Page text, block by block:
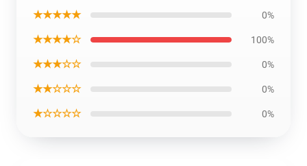
★★★★★ 0%
★★★★☆ 100%
★★★☆☆ 0%
★★☆☆☆ 0%
★☆☆☆☆ 0%